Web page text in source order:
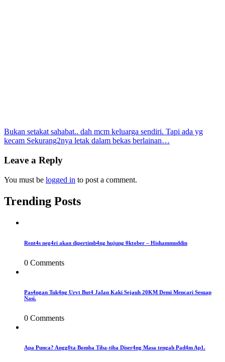
Post
navigation
Bukan setakat sahabat.. dah mcm keluarga sendiri. Tapi ada yg
kecam Sekurang2nya letak dalam bekas berlainan…
Leave a Reply
You must be logged in to post a comment.
Trending Posts
Rent4s neg4ri akan dipertimb4ng hujung 0ktober – Hishammuddin
0 Comments
Pas4ngan Tuk4ng Urvt But4 JaIan Kaki Sejauh 20KM Demi Mencari Sesuap
Nasi.
0 Comments
Apa Punca? Angg0ta Bomba Tiba-tiba Diser4ng Masa tengah Pad4m Ap1.